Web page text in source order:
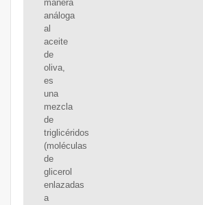
manera
análoga
al
aceite
de
oliva,
es
una
mezcla
de
triglicéridos
(moléculas
de
glicerol
enlazadas
a